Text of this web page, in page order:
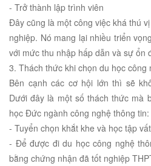
- Trở thành lập trình viên
Đây cũng là một công việc khá thú
nghiệp. Nó mang lại nhiều triển
với mức thu nhập hấp dẫn và sự ổn
3. Thách thức khi chọn du học
Bên cạnh các cơ hội lớn thì sẽ
Dưới đây là một số thách thức mà
học Đức ngành công nghệ thông tin:
- Tuyển chọn khắt khe và học tập
- Để được đi du học công nghệ
bằng chứng nhận đã tốt nghiệp